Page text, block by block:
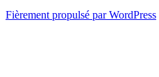
Fièrement propulsé par WordPress